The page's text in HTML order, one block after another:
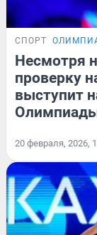
СПОРТ
Несмотря
проверку
выступит
20 февраля, 2026,